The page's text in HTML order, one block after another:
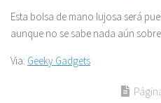
Esta bolsa de mano lujosa será
aunque no se sabe nada aún
Via: Geeky Gadgets